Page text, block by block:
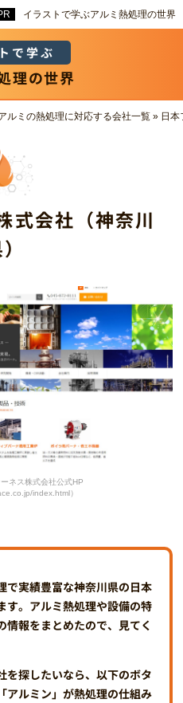
イラストで学ぶアルミ熱処理の世界
で学ぶ
理の世界
ルミの熱処理に対応する会社一覧 » 日
式会社（神奈川
ネス株式会社公式HP
index.html）
で実績豊富な神奈川県の日本
す。アルミ熱処理や設備の特
情報をまとめたので、見てく
を探したいなら、以下のボタ
アルミン」が熱処理の仕組み